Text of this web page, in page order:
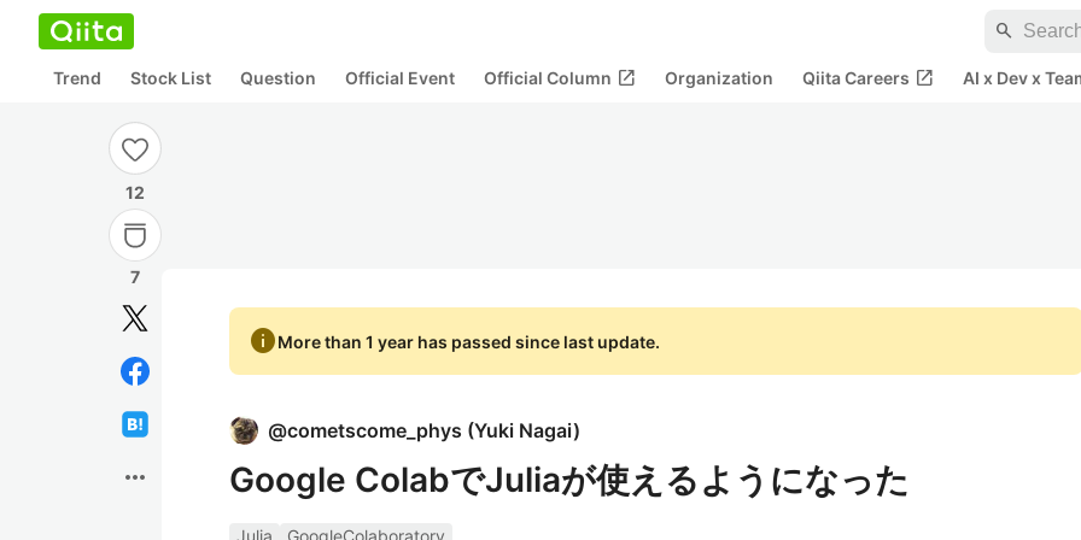
search
Trend Stock List Question Official Event Official Column open_in_new Organization Qiita Careers open_in_new AI x Dev x
12
7
more_horiz
infoMore than 1 year has passed since last update.
@cometscome_phys (Yuki Nagai)
Google ColabでJuliaが使えるようになった
Julia
GoogleColaboratory